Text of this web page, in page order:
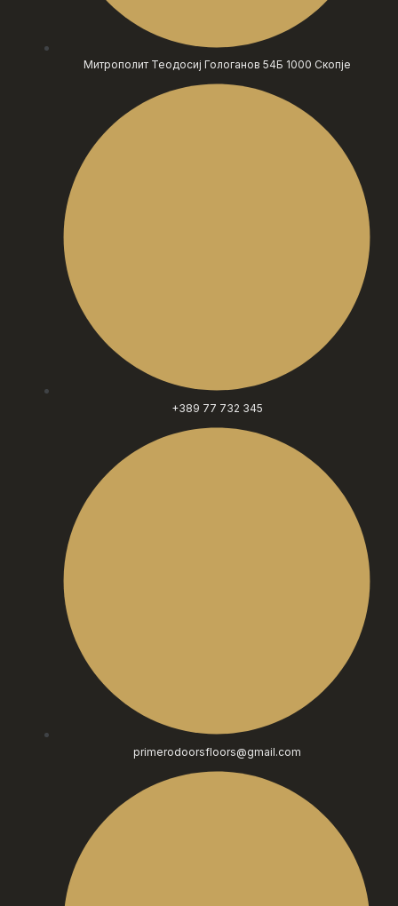
Митрополит Теодосиј Гологанов 54Б 1000 Скопје
+389 77 732 345
primerodoorsfloors@gmail.com